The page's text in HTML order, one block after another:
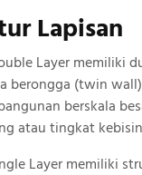
Lapisan
Layer memiliki
berongga (twin
berskala
atau tingkat
Layer memiliki